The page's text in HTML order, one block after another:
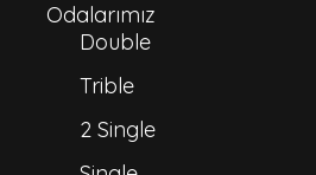
Odalarımız
Double
Trible
2 Single